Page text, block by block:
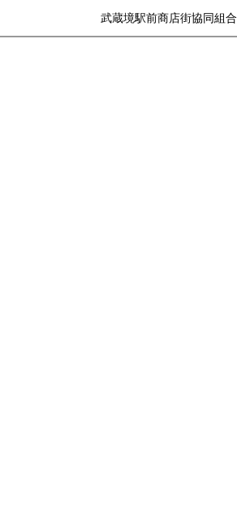
武蔵境駅前商店街協同組合